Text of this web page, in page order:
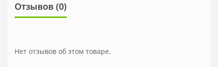
Отзывов (0)
Нет отзывов об этом товаре.